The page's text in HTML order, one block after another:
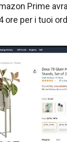
Prime
ore per i tuoi